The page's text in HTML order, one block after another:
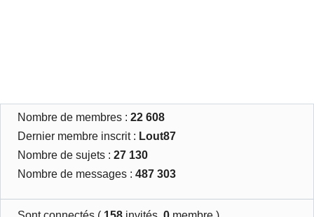
Nombre de membres :22 608
Dernier membre inscrit : Lout87
Nombre de sujets :27 130
Nombre de messages :487 303